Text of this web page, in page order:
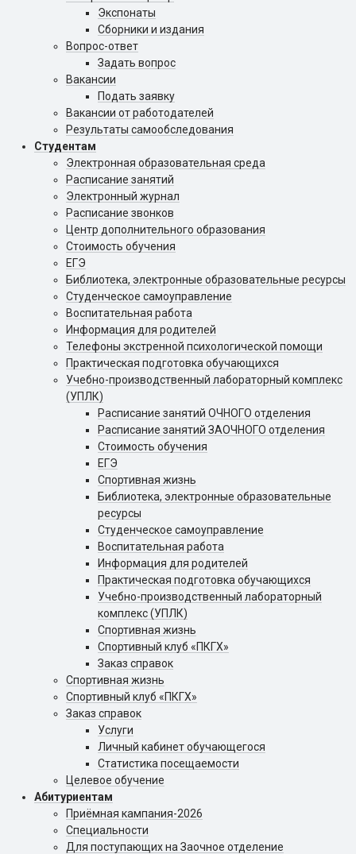
Экспонаты
Сборники и издания
Вопрос-ответ
Задать вопрос
Вакансии
Подать заявку
Вакансии от работодателей
Результаты самообследования
Студентам
Электронная образовательная среда
Расписание занятий
Электронный журнал
Расписание звонков
Центр дополнительного образования
Стоимость обучения
ЕГЭ
Библиотека, электронные образовательные ресурсы
Студенческое самоуправление
Воспитательная работа
Информация для родителей
Телефоны экстренной психологической помощи
Практическая подготовка обучающихся
Учебно-производственный лабораторный комплекс
(УПЛК)
Расписание занятий ОЧНОГО отделения
Расписание занятий ЗАОЧНОГО отделения
Стоимость обучения
ЕГЭ
Спортивная жизнь
Библиотека, электронные образовательные
ресурсы
Студенческое самоуправление
Воспитательная работа
Информация для родителей
Практическая подготовка обучающихся
Учебно-производственный лабораторный
комплекс (УПЛК)
Спортивная жизнь
Cпортивный клуб «ПКГХ»
Заказ справок
Спортивная жизнь
Cпортивный клуб «ПКГХ»
Заказ справок
Услуги
Личный кабинет обучающегося
Статистика посещаемости
Целевое обучение
Абитуриентам
Приёмная кампания-2026
Специальности
Для поступающих на Заочное отделение